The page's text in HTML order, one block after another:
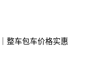
整车包车价格实惠